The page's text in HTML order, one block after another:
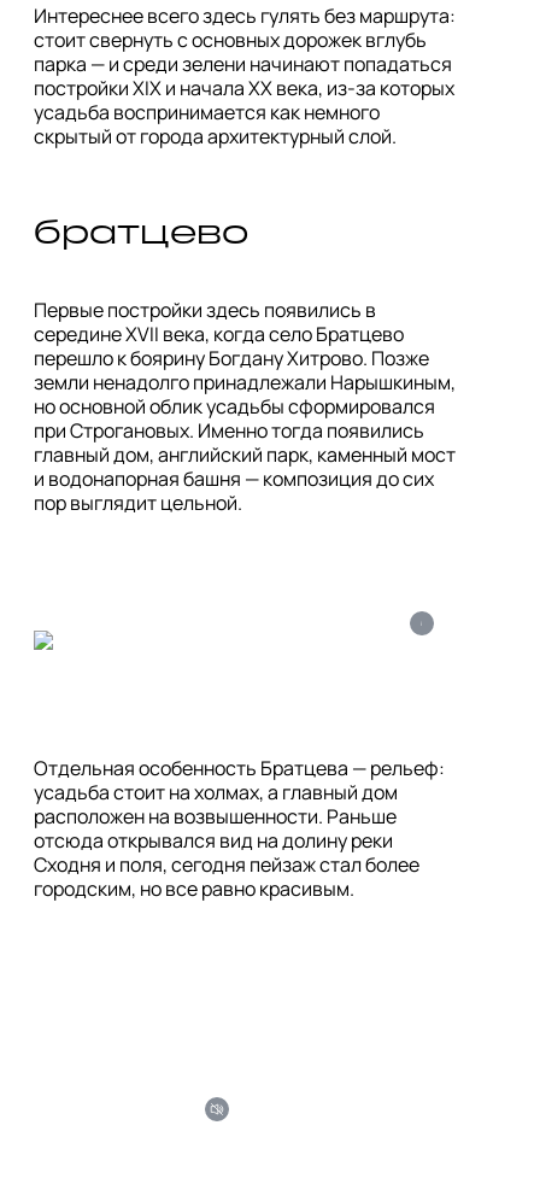
Интереснее всего здесь гулять без маршрута:
стоит свернуть с основных дорожек вглубь
парка — и среди зелени начинают попадаться
постройки XIX и начала XX века, из-за которых
усадьба воспринимается как немного
скрытый от города архитектурный слой.
братцево
Первые постройки здесь появились в
середине XVII века, когда село Братцево
перешло к боярину Богдану Хитрово. Позже
земли ненадолго принадлежали Нарышкиным,
но основной облик усадьбы сформировался
при Строгановых. Именно тогда появились
главный дом, английский парк, каменный мост
и водонапорная башня — композиция до сих
пор выглядит цельной.
i
Отдельная особенность Братцева — рельеф:
усадьба стоит на холмах, а главный дом
расположен на возвышенности. Раньше
отсюда открывался вид на долину реки
Сходня и поля, сегодня пейзаж стал более
городским, но все равно красивым.